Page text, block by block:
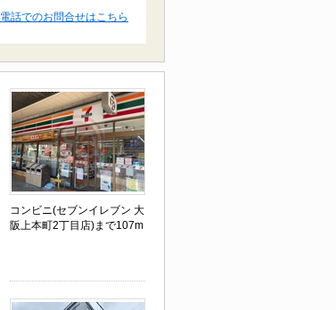
電話でのお問合せはこちら
コンビニ(セブンイレブン 大
阪上本町2丁目店)まで107m